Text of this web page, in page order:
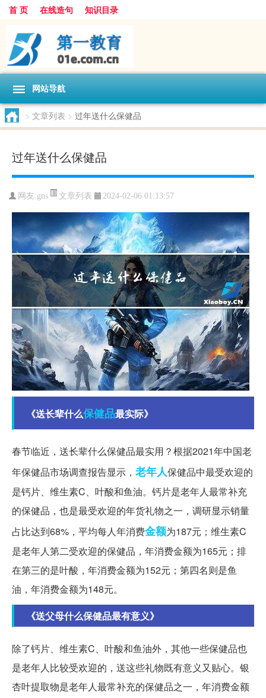
首 页 在线造句 知识目录
网站导航
> 文章列表 > 过年送什么保健品
过年送什么保健品
网友:gns 文章列表 2024-02-06 01:13:57
《送长辈什么保健品最实际》
春节临近，送长辈什么保健品最实用？根据2021年中国老
年保健品市场调查报告显示， 老年人保健品中最受欢迎的
是钙片、维生素C、叶酸和鱼油。钙片是老年人最常补充
的保健品，也是最受欢迎的年货礼物之一，调研显示销量
占比达到68%，平均每人年消费金额为187元；维生素C
是老年人第二受欢迎的保健品，年消费金额为165元；排
在第三的是叶酸，年消费金额为152元；第四名则是鱼
油，年消费金额为148元。
《送父母什么保健品最有意义》
除了钙片、维生素C、叶酸和鱼油外，其他一些保健品也
是老年人比较受欢迎的，送这些礼物既有意义又贴心。银
杏叶提取物是老年人最常补充的保健品之一，年消费金额